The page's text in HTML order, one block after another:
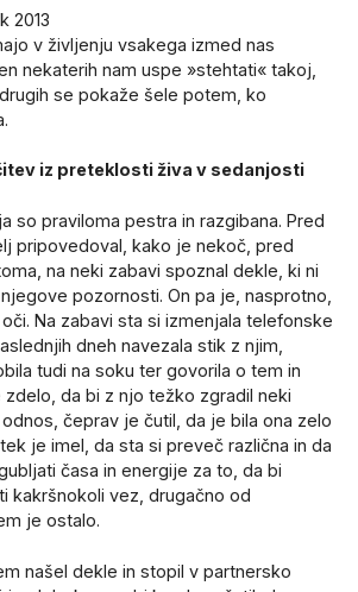
v življenju vsakega izmed nas
nekaterih nam uspe »stehtati« takoj,
se pokaže šele potem, ko
iz preteklosti živa v sedanjosti
so praviloma pestra in razgibana. Pred
pripovedoval, kako je nekoč, pred
na neki zabavi spoznal dekle, ki ni
pozornosti. On pa je, nasprotno,
Na zabavi sta si izmenjala telefonske
dneh navezala stik z njim,
tudi na soku ter govorila o tem in
da bi z njo težko zgradil neki
čeprav je čutil, da je bila ona zelo
je imel, da sta si preveč različna in da
časa in energije za to, da bi
kakršnokoli vez, drugačno od
je ostalo.
našel dekle in stopil v partnersko